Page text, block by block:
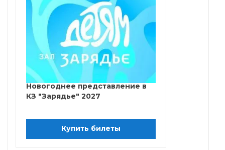
Новогоднее представление в
КЗ "Зарядье" 2027
Купить билеты